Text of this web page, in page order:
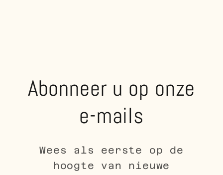
Abonneer u op onze
e-mails
Wees als eerste op de
hoogte van nieuwe